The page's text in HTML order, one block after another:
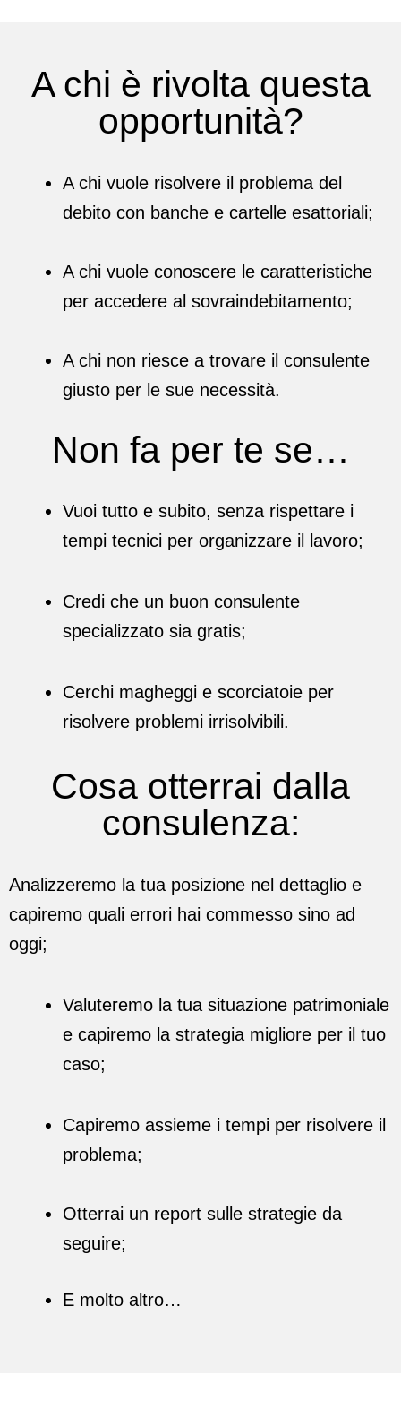
A chi è rivolta questa
opportunità?
A chi vuole risolvere il problema del
debito con banche e cartelle esattoriali;
A chi vuole conoscere le caratteristiche
per accedere al sovraindebitamento;
A chi non riesce a trovare il consulente
giusto per le sue necessità.
Non fa per te se…
Vuoi tutto e subito, senza rispettare i
tempi tecnici per organizzare il lavoro;
Credi che un buon consulente
specializzato sia gratis;
Cerchi magheggi e scorciatoie per
risolvere problemi irrisolvibili.
Cosa otterrai dalla
consulenza:
Analizzeremo la tua posizione nel dettaglio e
capiremo quali errori hai commesso sino ad
oggi;
Valuteremo la tua situazione patrimoniale
e capiremo la strategia migliore per il tuo
caso;
Capiremo assieme i tempi per risolvere il
problema;
Otterrai un report sulle strategie da
seguire;
E molto altro…